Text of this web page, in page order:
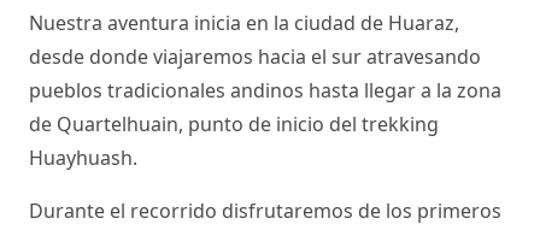
Nuestra aventura inicia en la ciudad de Huaraz,
desde donde viajaremos hacia el sur atravesando
pueblos tradicionales andinos hasta llegar a la zona
de Quartelhuain, punto de inicio del trekking
Huayhuash.
Durante el recorrido disfrutaremos de los primeros